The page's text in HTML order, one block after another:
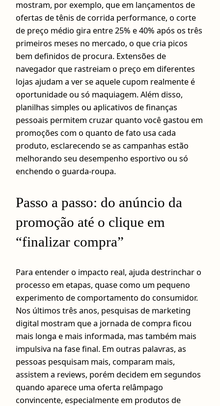
mostram, por exemplo, que em lançamentos de
ofertas de tênis de corrida performance, o corte
de preço médio gira entre 25% e 40% após os três
primeiros meses no mercado, o que cria picos
bem definidos de procura. Extensões de
navegador que rastreiam o preço em diferentes
lojas ajudam a ver se aquele cupom realmente é
oportunidade ou só maquiagem. Além disso,
planilhas simples ou aplicativos de finanças
pessoais permitem cruzar quanto você gastou em
promoções com o quanto de fato usa cada
produto, esclarecendo se as campanhas estão
melhorando seu desempenho esportivo ou só
enchendo o guarda‑roupa.
Passo a passo: do anúncio da
promoção até o clique em
“finalizar compra”
Para entender o impacto real, ajuda destrinchar o
processo em etapas, quase como um pequeno
experimento de comportamento do consumidor.
Nos últimos três anos, pesquisas de marketing
digital mostram que a jornada de compra ficou
mais longa e mais informada, mas também mais
impulsiva na fase final. Em outras palavras, as
pessoas pesquisam mais, comparam mais,
assistem a reviews, porém decidem em segundos
quando aparece uma oferta relâmpago
convincente, especialmente em produtos de